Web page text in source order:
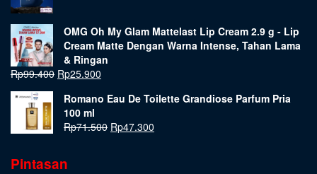
OMG Oh My Glam Mattelast Lip Cream 2.9 g - Lip
Cream Matte Dengan Warna Intense, Tahan Lama
& Ringan
Rp99.400 Rp25.900
Romano Eau De Toilette Grandiose Parfum Pria
100 ml
Rp71.500 Rp47.300
Pintasan